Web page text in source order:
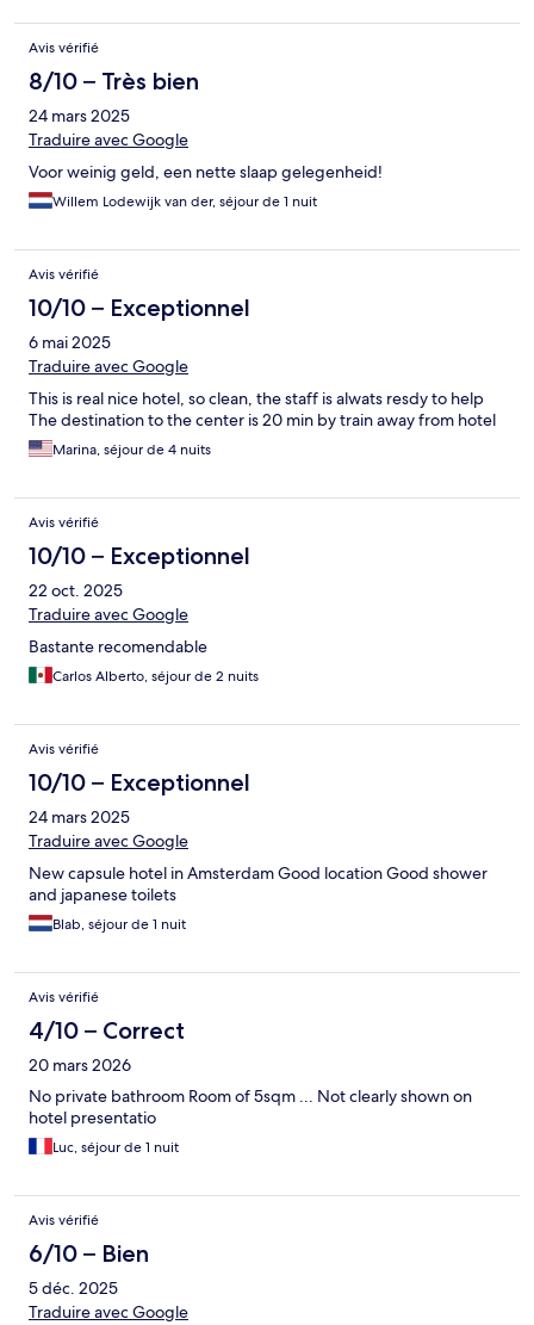
Avis vérifié
8/10 – Très bien
24 mars 2025
Traduire avec Google
Voor weinig geld, een nette slaap gelegenheid!
Willem Lodewijk van der, séjour de 1 nuit
Avis vérifié
10/10 – Exceptionnel
6 mai 2025
Traduire avec Google
This is real nice hotel, so clean, the staff is alwats resdy to help
The destination to the center is 20 min by train away from hotel
Marina, séjour de 4 nuits
Avis vérifié
10/10 – Exceptionnel
22 oct. 2025
Traduire avec Google
Bastante recomendable
Carlos Alberto, séjour de 2 nuits
Avis vérifié
10/10 – Exceptionnel
24 mars 2025
Traduire avec Google
New capsule hotel in Amsterdam Good location Good shower
and japanese toilets
Blab, séjour de 1 nuit
Avis vérifié
4/10 – Correct
20 mars 2026
No private bathroom Room of 5sqm ... Not clearly shown on
hotel presentatio
Luc, séjour de 1 nuit
Avis vérifié
6/10 – Bien
5 déc. 2025
Traduire avec Google